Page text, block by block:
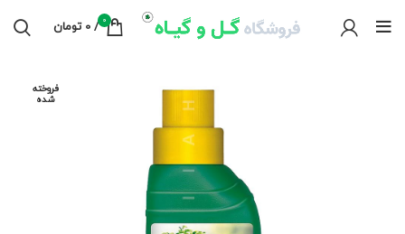
0
/
0 تومان
فروخته
شده